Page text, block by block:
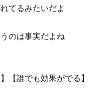
てるみたいだよ
のは事実だよね
【誰でも効果がでる】